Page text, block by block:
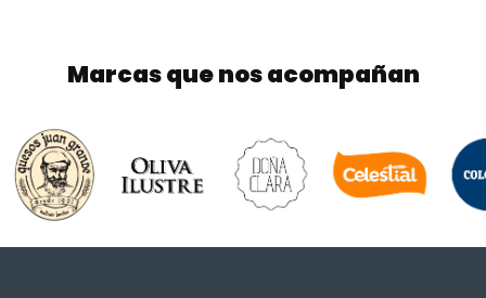
Marcas que nos acompañan